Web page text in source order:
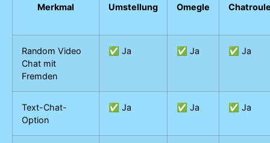
Merkmal Umstellung Omegle
Random Video
Chat mit
Fremden
✅ Ja ✅ Ja ✅ Ja
Text-Chat-
Option
✅ Ja ✅ Ja ✅ Ja